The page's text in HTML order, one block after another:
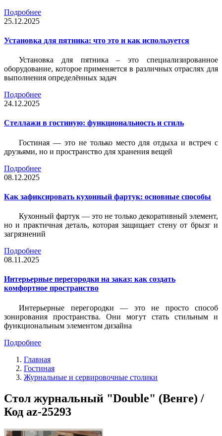
Подробнее
25.12.2025
Установка для пятника: что это и как используется
Установка для пятника – это специализированное
оборудование, которое применяется в различных отраслях для
выполнения определённых задач
Подробнее
24.12.2025
Стеллажи в гостиную: функциональность и стиль
Гостиная — это не только место для отдыха и встреч с
друзьями, но и пространство для хранения вещей
Подробнее
08.12.2025
Как зафиксировать кухонный фартук: основные способы
Кухонный фартук — это не только декоративный элемент,
но и практичная деталь, которая защищает стену от брызг и
загрязнений
Подробнее
08.11.2025
Интерьерные перегородки на заказ: как создать
комфортное пространство
Интерьерные перегородки — это не просто способ
зонирования пространства. Они могут стать стильным и
функциональным элементом дизайна
Подробнее
Главная
Гостиная
Журнальные и сервировочные столики
Стол журнальный "Double" (Венге) /
Код az-25293